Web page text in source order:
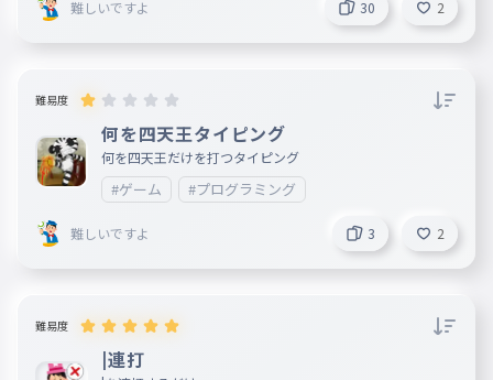
HP14000
お金で時間を買うことに慣れる
HP12000
021
筋肉が可愛いを凌駕する
きんにくがかわいいをりょうがする
HP10000
こんがり焼けたリュックサック
023
心の底からやりたいと思わないなら
やめておけ
難しいですよ 30 2
難易度
何を四天王タイピング
何を四天王だけを打つタイピング
#ゲーム #プログラミング
難しいですよ 3 2
難易度
|連打